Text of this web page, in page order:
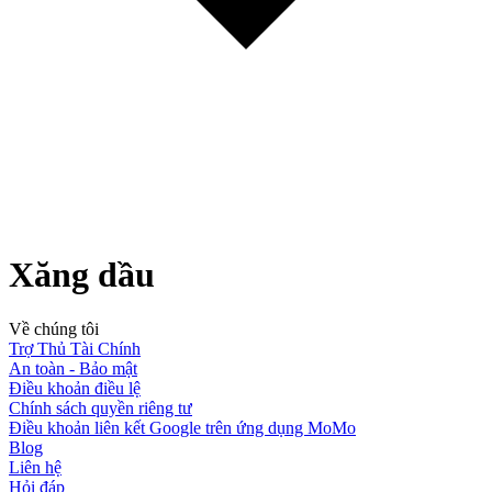
Xăng dầu
Về chúng tôi
Trợ Thủ Tài Chính
An toàn - Bảo mật
Điều khoản điều lệ
Chính sách quyền riêng tư
Điều khoản liên kết Google trên ứng dụng MoMo
Blog
Liên hệ
Hỏi đáp